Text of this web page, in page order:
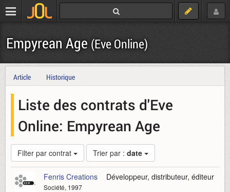
Empyrean Age(Eve Online)
Article Historique
Liste des contrats d'Eve
Online: Empyrean Age
Filter par contrat Trier par : date
Fenris Creations
Société, 1997
Développeur, distributeur, éditeur